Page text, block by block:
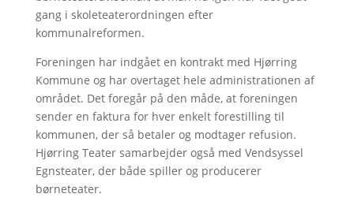
gang i skoleteaterordningen efter
kommunalreformen.
Foreningen har indgået en kontrakt med Hjørring
Kommune og har overtaget hele administrationen af
området. Det foregår på den måde, at foreningen
sender en faktura for hver enkelt forestilling til
kommunen, der så betaler og modtager refusion.
Hjørring Teater samarbejder også med Vendsyssel
Egnsteater, der både spiller og producerer
børneteater.